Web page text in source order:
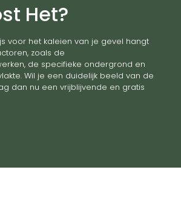
Het?
voor het kaleien van je gevel hangt
zoals de
de specifieke ondergrond en
Wil je een duidelijk beeld van de
dan nu een vrijblijvende en gratis